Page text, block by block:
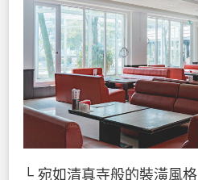
└ 宛如清真寺般的裝潢風格